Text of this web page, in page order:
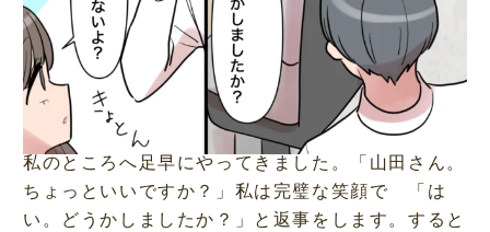
私のところへ足早にやってきました。「山田さん。
ちょっといいですか？」私は完璧な笑顔で 「は
い。どうかしましたか？」と返事をします。すると